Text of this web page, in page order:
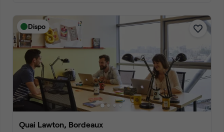
Dispo
Quai Lawton, Bordeaux